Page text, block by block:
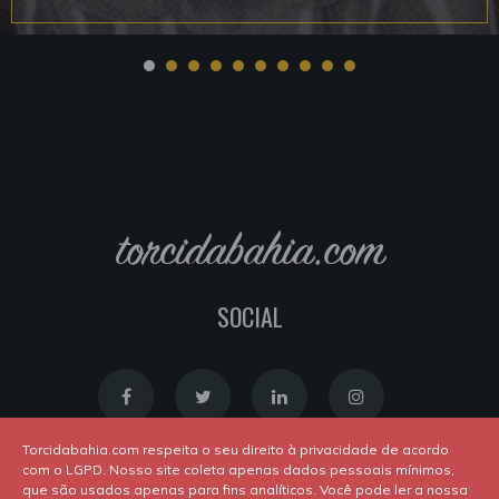
torcidabahia.com
SOCIAL
Torcidabahia.com respeita o seu direito à privacidade de acordo
com o LGPD. Nosso site coleta apenas dados pessoais mínimos,
que são usados apenas para fins analíticos. Você pode ler a nossa